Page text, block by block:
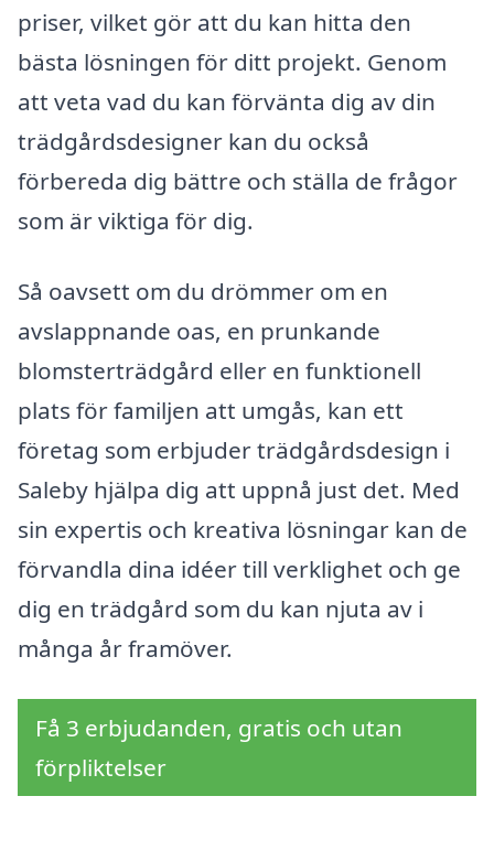
priser, vilket gör att du kan hitta den
bästa lösningen för ditt projekt. Genom
att veta vad du kan förvänta dig av din
trädgårdsdesigner kan du också
förbereda dig bättre och ställa de frågor
som är viktiga för dig.
Så oavsett om du drömmer om en
avslappnande oas, en prunkande
blomsterträdgård eller en funktionell
plats för familjen att umgås, kan ett
företag som erbjuder trädgårdsdesign i
Saleby hjälpa dig att uppnå just det. Med
sin expertis och kreativa lösningar kan de
förvandla dina idéer till verklighet och ge
dig en trädgård som du kan njuta av i
många år framöver.
Få 3 erbjudanden, gratis och utan
förpliktelser